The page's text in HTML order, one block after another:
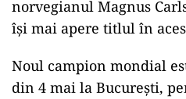
norvegianul Magnus
îşi mai apere titlul în
Noul campion mondial
din 4 mai la Bucureşti,